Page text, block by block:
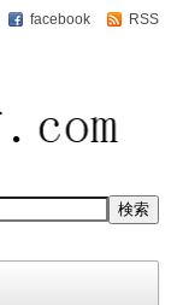
facebook RSS